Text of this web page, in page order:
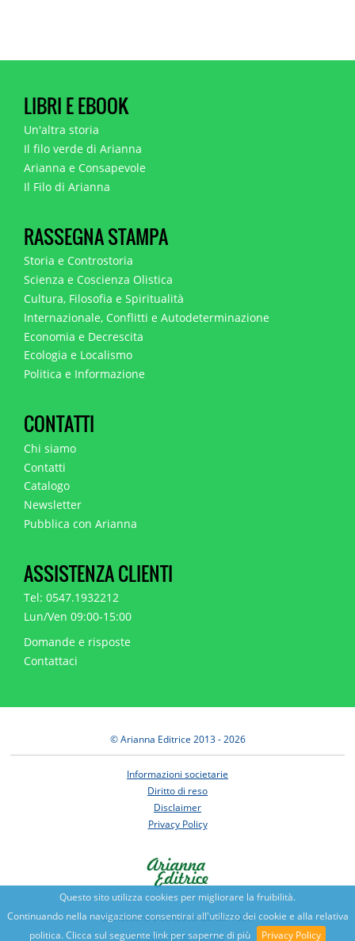
Questo sito utilizza cookies per migliorare la fruibilità.
Continuando nella navigazione consentirai all'utilizzo dei cookie e alla relativa
politica. Clicca sul seguente link per saperne di più
Privacy Policy
LIBRI E EBOOK
Un'altra storia
Il filo verde di Arianna
Arianna e Consapevole
Il Filo di Arianna
RASSEGNA STAMPA
Storia e Controstoria
Scienza e Coscienza Olistica
Cultura, Filosofia e Spiritualità
Internazionale, Conflitti e Autodeterminazione
Economia e Decrescita
Ecologia e Localismo
Politica e Informazione
CONTATTI
Chi siamo
Contatti
Catalogo
Newsletter
Pubblica con Arianna
ASSISTENZA CLIENTI
Tel: 0547.1932212
Lun/Ven 09:00-15:00
Domande e risposte
Contattaci
© Arianna Editrice 2013 - 2026
Informazioni societarie
Diritto di reso
Disclaimer
Privacy Policy
Benessere e conoscenza dal 1987
Sviluppato daNimaia